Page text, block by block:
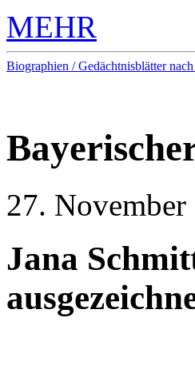
MEHR
Biographien / Gedächtnisblätter
27. November
Jana